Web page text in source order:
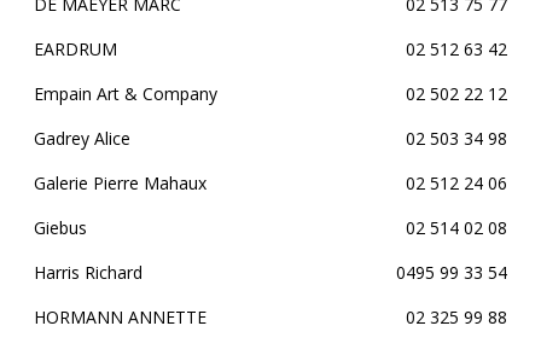
EARDRUM
02 512 63 42
Empain Art & Company
02 502 22 12
Gadrey Alice
02 503 34 98
Galerie Pierre Mahaux
02 512 24 06
Giebus
02 514 02 08
Harris Richard
0495 99 33 54
HORMANN ANNETTE
02 325 99 88